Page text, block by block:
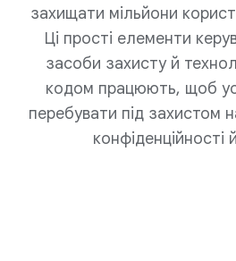
захищати мільйони
Ці прості елементи
засоби захисту й
кодом працюють, щоб
перебувати під захистом
конфіденційності